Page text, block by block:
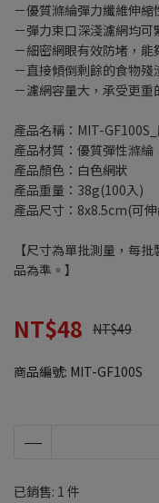
－優質滌綸彈力纖維伸縮
－彈力束口深淺濾網均可
－細密網眼有效防堵，
－直接傾倒剩餘的食物殘
－濾網容量大，承受更重
產品名稱：MIT-
產品材質：優質彈性滌綸
產品顏色：白色網狀
產品重量：38g(100入)
產品尺寸：8x8.5cm(可
【尺寸為單批測量，每
品為準。】
NT$48 NT$49
商品編號: MIT-GF100S
已銷售: 1 件